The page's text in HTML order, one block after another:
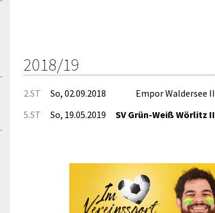
2018/19
2.ST So, 02.09.2018 Empor Waldersee II
5.ST
So, 19.05.2019 SV Grün-Weiß Wörlitz II